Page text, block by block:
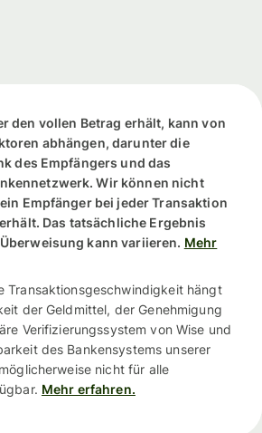
den vollen Betrag erhält, kann von
abhängen, darunter die
des Empfängers und das
Wir können nicht
Empfänger bei jeder Transaktion
Das tatsächliche Ergebnis
kann variieren. Mehr
Transaktionsgeschwindigkeit hängt
der Geldmittel, der Genehmigung
Verifizierungssystem von Wise und
des Bankensystems unserer
nicht für alle
Mehr erfahren.